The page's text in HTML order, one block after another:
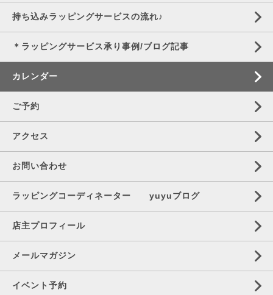
持ち込みラッピングサービスの流れ♪
＊ラッピングサービス承り事例/ブログ記事
カレンダー
ご予約
アクセス
お問い合わせ
ラッピングコーディネーター yuyuブログ
店主プロフィール
メールマガジン
イベント予約